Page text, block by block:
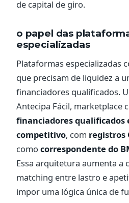
de capital de giro.
o papel das
especializadas
Plataformas especializadas
que precisam de liquidez a
financiadores qualificados.
Antecipa Fácil, marketplace
financiadores qualificados
competitivo, com registros
como correspondente do
Essa arquitetura aumenta a
matching entre lastro e
impor uma lógica única de